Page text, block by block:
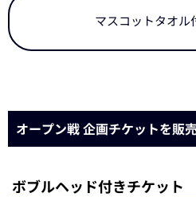
マスコットタオル
オープン戦 企画チケットを販
ボブルヘッド付きチケット